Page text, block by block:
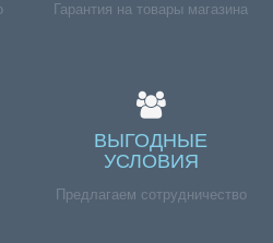
Гарантия на товары магазина
ВЫГОДНЫЕ
УСЛОВИЯ
Предлагаем сотрудничество